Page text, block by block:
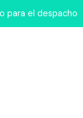
para el despacho
Rojo
Gel